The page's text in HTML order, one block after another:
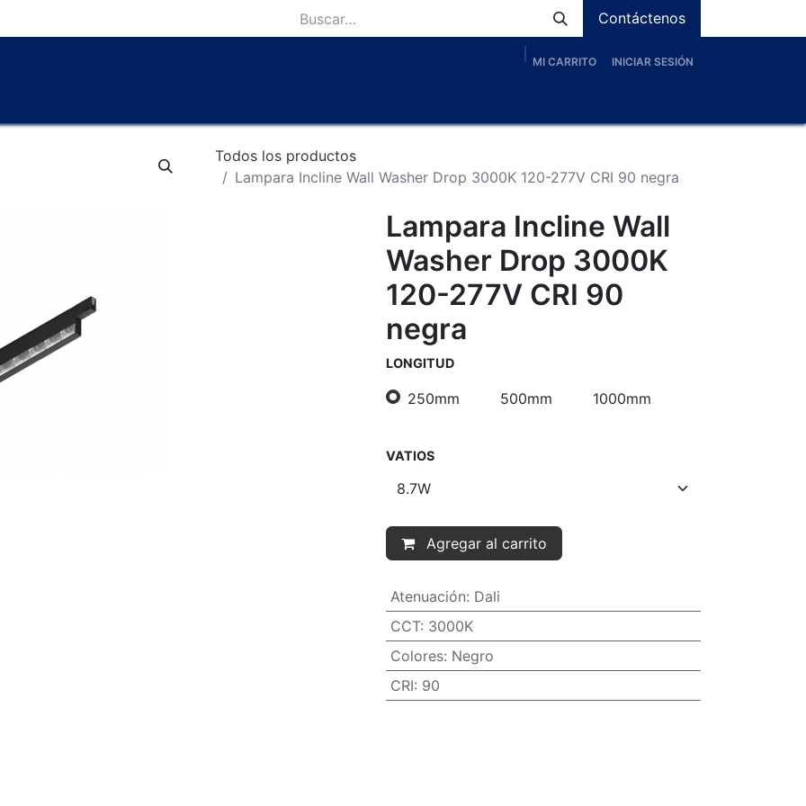
Contáctenos
MI CARRITO INICIAR SESIÓN
Todos los productos
Lampara Incline Wall Washer Drop 3000K 120-277V CRI 90 negra
Lampara Incline Wall
Washer Drop 3000K
120-277V CRI 90
negra
LONGITUD
250mm 500mm 1000mm
VATIOS
Agregar al carrito
Atenuación: Dali
CCT: 3000K
Colores: Negro
CRI: 90